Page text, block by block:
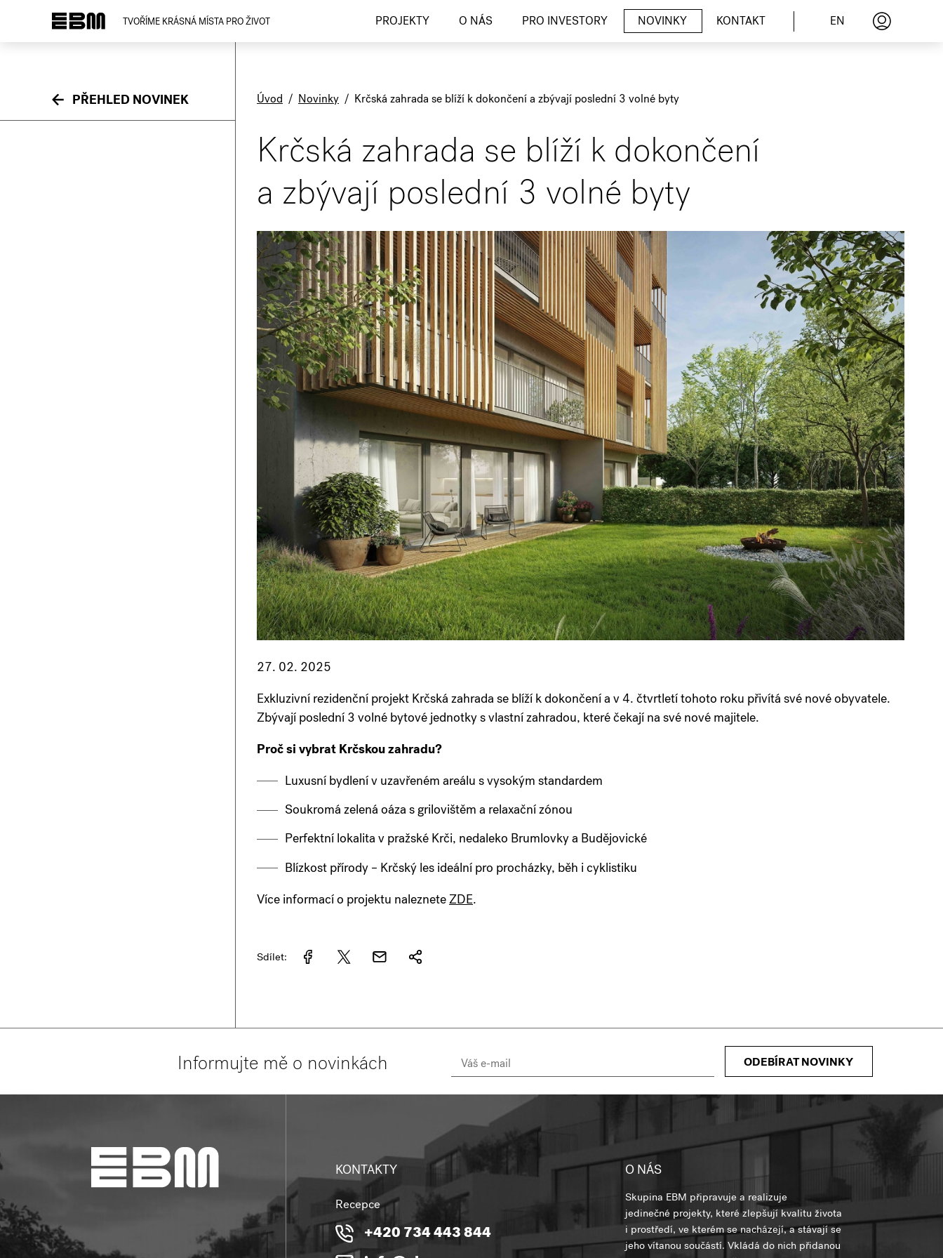
TVOŘÍME KRÁSNÁ MÍSTA PRO ŽIVOT PROJEKTY O NÁS PRO INVESTORY NOVINKY KONTAKT EN
Úvod / Novinky / Krčská zahrada se blíží k dokončení a zbývají poslední 3 volné byty
Krčská zahrada se blíží k dokončení
a zbývají poslední 3 volné byty
27. 02. 2025
Exkluzivní rezidenční projekt Krčská zahrada se blíží k dokončení a v 4. čtvrtletí tohoto roku přivítá své nové obyvatele.
Zbývají poslední 3 volné bytové jednotky s vlastní zahradou, které čekají na své nové majitele.
Proč si vybrat Krčskou zahradu?
Luxusní bydlení v uzavřeném areálu s vysokým standardem
Soukromá zelená oáza s grilovištěm a relaxační zónou
Perfektní lokalita v pražské Krči, nedaleko Brumlovky a Budějovické
Blízkost přírody – Krčský les ideální pro procházky, běh i cyklistiku
Více informací o projektu naleznete ZDE.
Sdílet:
PŘEHLED NOVINEK
Informujte mě o novinkách ODEBÍRAT NOVINKY
KONTAKTY
Recepce
+420 734 443 844
O NÁS
Skupina EBM připravuje a realizuje
jedinečné projekty, které zlepšují kvalitu života
i prostředí, ve kterém se nacházejí, a stávají se
jeho vítanou součástí. Vkládá do nich přidanou